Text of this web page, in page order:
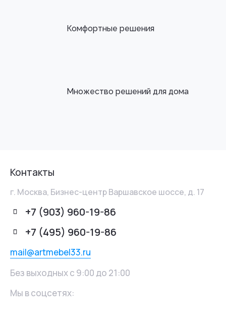
Комфортные решения
Множество решений для дома
Контакты
г. Москва, Бизнес-центр Варшавское шоссе, д. 17
+7 (903) 960-19-86
+7 (495) 960-19-86
mail@artmebel33.ru
Без выходных с 9:00 до 21:00
Мы в соцсетях: